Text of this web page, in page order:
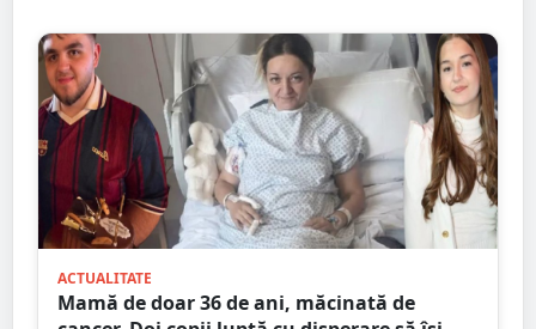
ACTUALITATE
Mamă de doar 36 de ani, măcinată de